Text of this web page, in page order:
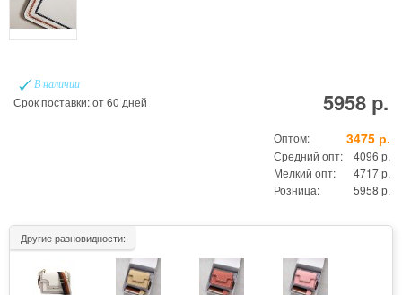
В наличии
Срок поставки: от 60 дней 5958 р.
Оптом: 3475 р.
Средний опт:
4096 р.
Мелкий опт:
4717 р.
Розница:
5958 р.
Другие разновидности: